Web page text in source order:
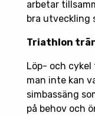
arbetar
bra utveckling
Triathlon
Löp- och
man inte kan
simbassäng
på behov och